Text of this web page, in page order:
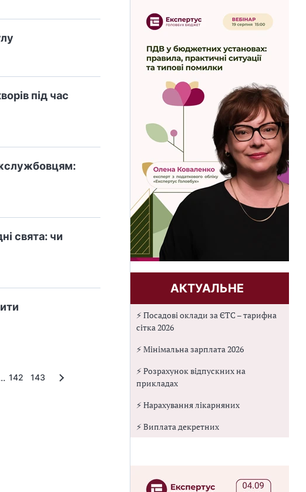
під час
свята: чи
142 143
АКТУАЛЬНЕ
⚡ Посадові оклади за ЄТС – тарифна
сітка 2026
⚡ Мінімальна зарплата 2026
⚡ Розрахунок відпускних на
прикладах
⚡ Нарахування лікарняних
⚡ Виплата декретних